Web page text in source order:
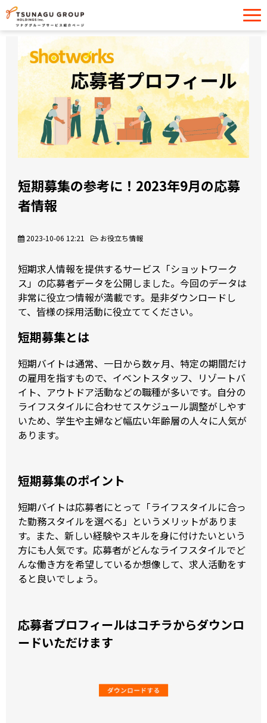
導入事例
イベント・セミナー
お役立ち情報
お問い合わせ
短期募集の参考に！2023年9月の応募
者情報
2023-10-06 12:21 お役立ち情報
短期求人情報を提供するサービス「ショットワーク
ス」の応募者データを公開しました。今回のデータは
非常に役立つ情報が満載です。是非ダウンロードし
て、皆様の採用活動に役立ててください。
短期募集とは
短期バイトは通常、一日から数ヶ月、特定の期間だけ
の雇用を指すもので、イベントスタッフ、リゾートバ
イト、アウトドア活動などの職種が多いです。自分の
ライフスタイルに合わせてスケジュール調整がしやす
いため、学生や主婦など幅広い年齢層の人々に人気が
あります。
短期募集のポイント
短期バイトは応募者にとって「ライフスタイルに合っ
た勤務スタイルを選べる」というメリットがありま
す。また、新しい経験やスキルを身に付けたいという
方にも人気です。応募者がどんなライフスタイルでど
んな働き方を希望しているか想像して、求人活動をす
ると良いでしょう。
応募者プロフィールはコチラからダウンロ
ードいただけます